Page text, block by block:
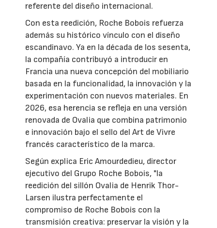
referente del diseño internacional.
Con esta reedición, Roche Bobois refuerza
además su histórico vínculo con el diseño
escandinavo. Ya en la década de los sesenta,
la compañía contribuyó a introducir en
Francia una nueva concepción del mobiliario
basada en la funcionalidad, la innovación y la
experimentación con nuevos materiales. En
2026, esa herencia se refleja en una versión
renovada de Ovalia que combina patrimonio
e innovación bajo el sello del Art de Vivre
francés característico de la marca.
Según explica Eric Amourdedieu, director
ejecutivo del Grupo Roche Bobois, "la
reedición del sillón Ovalia de Henrik Thor-
Larsen ilustra perfectamente el
compromiso de Roche Bobois con la
transmisión creativa: preservar la visión y la